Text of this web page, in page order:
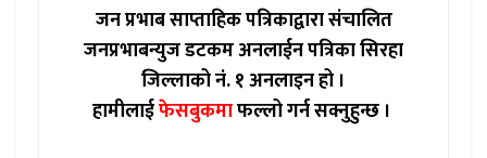
जन प्रभाब साप्ताहिक पत्रिकाद्वारा संचालित
जनप्रभाबन्युज डटकम अनलाईन पत्रिका सिरहा
जिल्लाको नं. १ अनलाइन हो ।
हामीलाईफेसबुकमाफल्लो गर्न सक्नुहुन्छ ।